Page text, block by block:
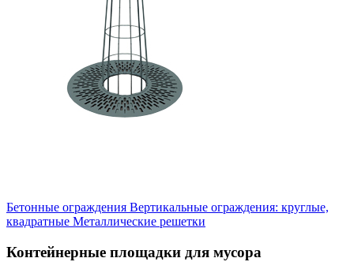
Бетонные ограждения Вертикальные ограждения: круглые,
квадратные Металлические решетки
Контейнерные площадки для мусора